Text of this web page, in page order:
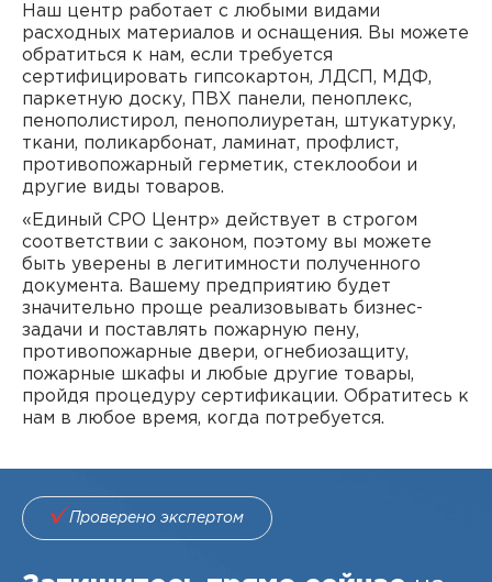
Наш центр работает с любыми видами
расходных материалов и оснащения. Вы можете
обратиться к нам, если требуется
сертифицировать гипсокартон, ЛДСП, МДФ,
паркетную доску, ПВХ панели, пеноплекс,
пенополистирол, пенополиуретан, штукатурку,
ткани, поликарбонат, ламинат, профлист,
противопожарный герметик, стеклообои и
другие виды товаров.
«Единый СРО Центр» действует в строгом
соответствии с законом, поэтому вы можете
быть уверены в легитимности полученного
документа. Вашему предприятию будет
значительно проще реализовывать бизнес-
задачи и поставлять пожарную пену,
противопожарные двери, огнебиозащиту,
пожарные шкафы и любые другие товары,
пройдя процедуру сертификации. Обратитесь к
нам в любое время, когда потребуется.
Проверено экспертом